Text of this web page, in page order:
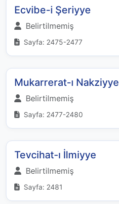
Ecvibe-i Şeriyye
Belirtilmemiş
Sayfa: 2475-2477
Mukarrerat-ı Nakziyye
Belirtilmemiş
Sayfa: 2477-2480
Tevcihat-ı İlmiyye
Belirtilmemiş
Sayfa: 2481